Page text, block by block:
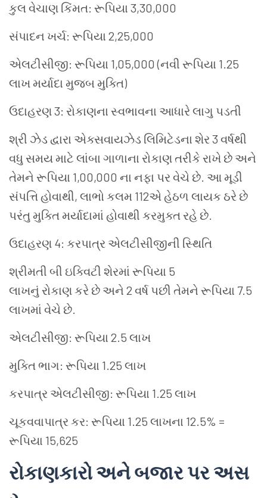
કુલ વેચાણ કિંમત: રૂપિયા 3,30,000
સંપાદન ખર્ચ: રૂપિયા 2,25,000
એલટીસીજી: રૂપિયા 1,05,000 (નવી રૂપિયા 1.25
લાખ મર્યાદા મુજબ મુક્તિ)
ઉદાહરણ 3: રોકાણના સ્વભાવના આધારે લાગુ પડતી
શ્રી ઝેડ દ્વારા એક્સવાયઝેડ લિમિટેડના શેર 3 વર્ષથી
વધુ સમય માટે લાંબા ગાળાના રોકાણ તરીકે રાખે છે અને
તેમને રૂપિયા 1,00,000 ના નફા પર વેચે છે. આ મૂડી
સંપત્તિ હોવાથી, લાભો કલમ 112એ હેઠળ લાયક ઠરે છે
પરંતુ મુક્તિ મર્યાદામાં હોવાથી કરમુક્ત રહે છે.
ઉદાહરણ 4: કરપાત્ર એલટીસીજીની સ્થિતિ
શ્રીમતી બી ઇક્વિટી શેરમાં રૂપિયા 5
લાખનું રોકાણ કરે છે અને 2 વર્ષ પછી તેમને રૂપિયા 7.5
લાખમાં વેચે છે.
એલટીસીજી: રૂપિયા 2.5 લાખ
મુક્તિ ભાગ: રૂપિયા 1.25 લાખ
કરપાત્ર એલટીસીજી: રૂપિયા 1.25 લાખ
ચૂકવવાપાત્ર કર: રૂપિયા 1.25 લાખના 12.5% ​​=
રૂપિયા 15,625
રોકાણકારોઅનેબજારપરઅસ